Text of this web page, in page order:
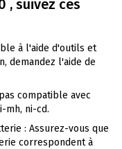
, suivez ces
à l'aide d'outils et
demandez l'aide de
compatible avec
mh, ni-cd.
: Assurez-vous que
correspondent à